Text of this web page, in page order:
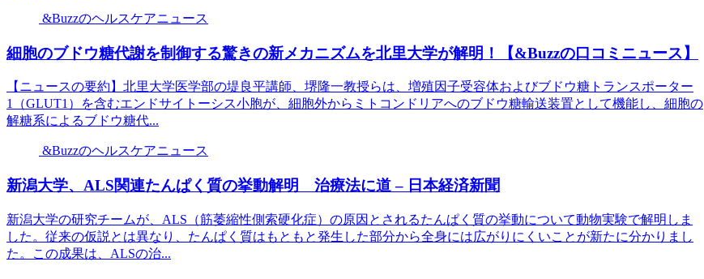
&Buzzのヘルスケアニュース
細胞のブドウ糖代謝を制御する驚きの新メカニズムを北里大学が解明！【&Buzzの口コミニュース】
【ニュースの要約】北里大学医学部の堤良平講師、堺隆一教授らは、増殖因子受容体およびブドウ糖トランスポーター
1（GLUT1）を含むエンドサイトーシス小胞が、細胞外からミトコンドリアへのブドウ糖輸送装置として機能し、細胞の
解糖系によるブドウ糖代...
&Buzzのヘルスケアニュース
新潟大学、ALS関連たんぱく質の挙動解明 治療法に道 – 日本経済新聞
新潟大学の研究チームが、ALS（筋萎縮性側索硬化症）の原因とされるたんぱく質の挙動について動物実験で解明しま
した。従来の仮説とは異なり、たんぱく質はもともと発生した部分から全身には広がりにくいことが新たに分かりまし
た。この成果は、ALSの治...